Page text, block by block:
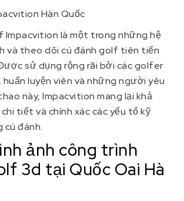
Hàn Quốc
Impacvition là một trong những hệ
và theo dõi cú đánh golf tiên tiến
sử dụng rộng rãi bởi các golfer
luyện viên và những người yêu
này, Impacvition mang lại khả
tiết và chính xác các yếu tố kỹ
đánh.
ảnh công trình
3d tại Quốc Oai Hà